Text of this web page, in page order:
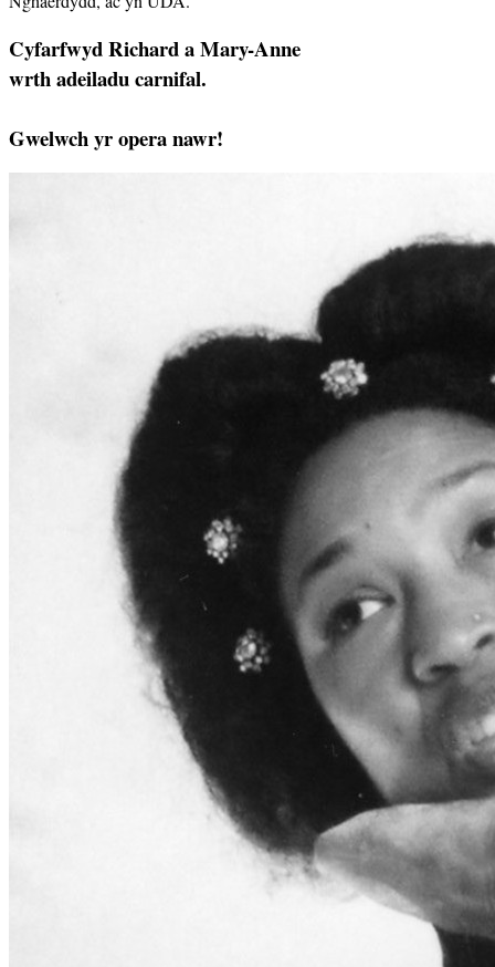
Cyfarfwyd Richard a Mary-Anne
wrth adeiladu carnifal.
Gwelwch yr opera nawr!